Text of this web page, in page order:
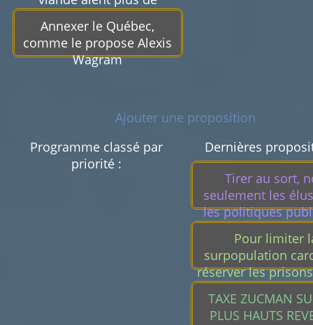
viande.
Annexer le Québec,
comme le propose Alexis
Wagram
Ajouter une proposition
Dernières
Tirer au sort,
seulement les
les politiques
Pour limiter
surpopulation
réserver les
ayant un casier
vierge.
TAXE ZUCMAN
PLUS HAUTS
Programme classé par
priorité :